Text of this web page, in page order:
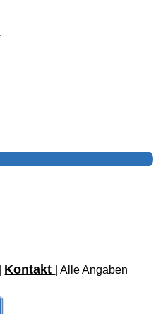
Kontakt
| Alle Angaben